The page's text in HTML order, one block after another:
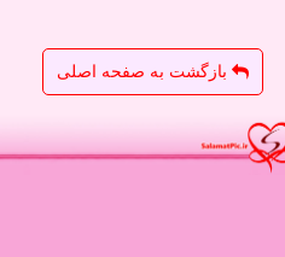
بازگشت به صفحه اصلی